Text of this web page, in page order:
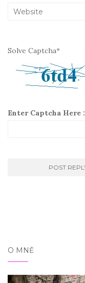
Solve Captcha*
Enter Captcha Here :
O MNĚ